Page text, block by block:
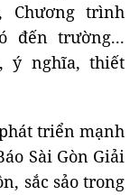
Chương trình
đến trường...
ý nghĩa, thiết
triển mạnh
Sài Gòn Giải
sắc sảo trong